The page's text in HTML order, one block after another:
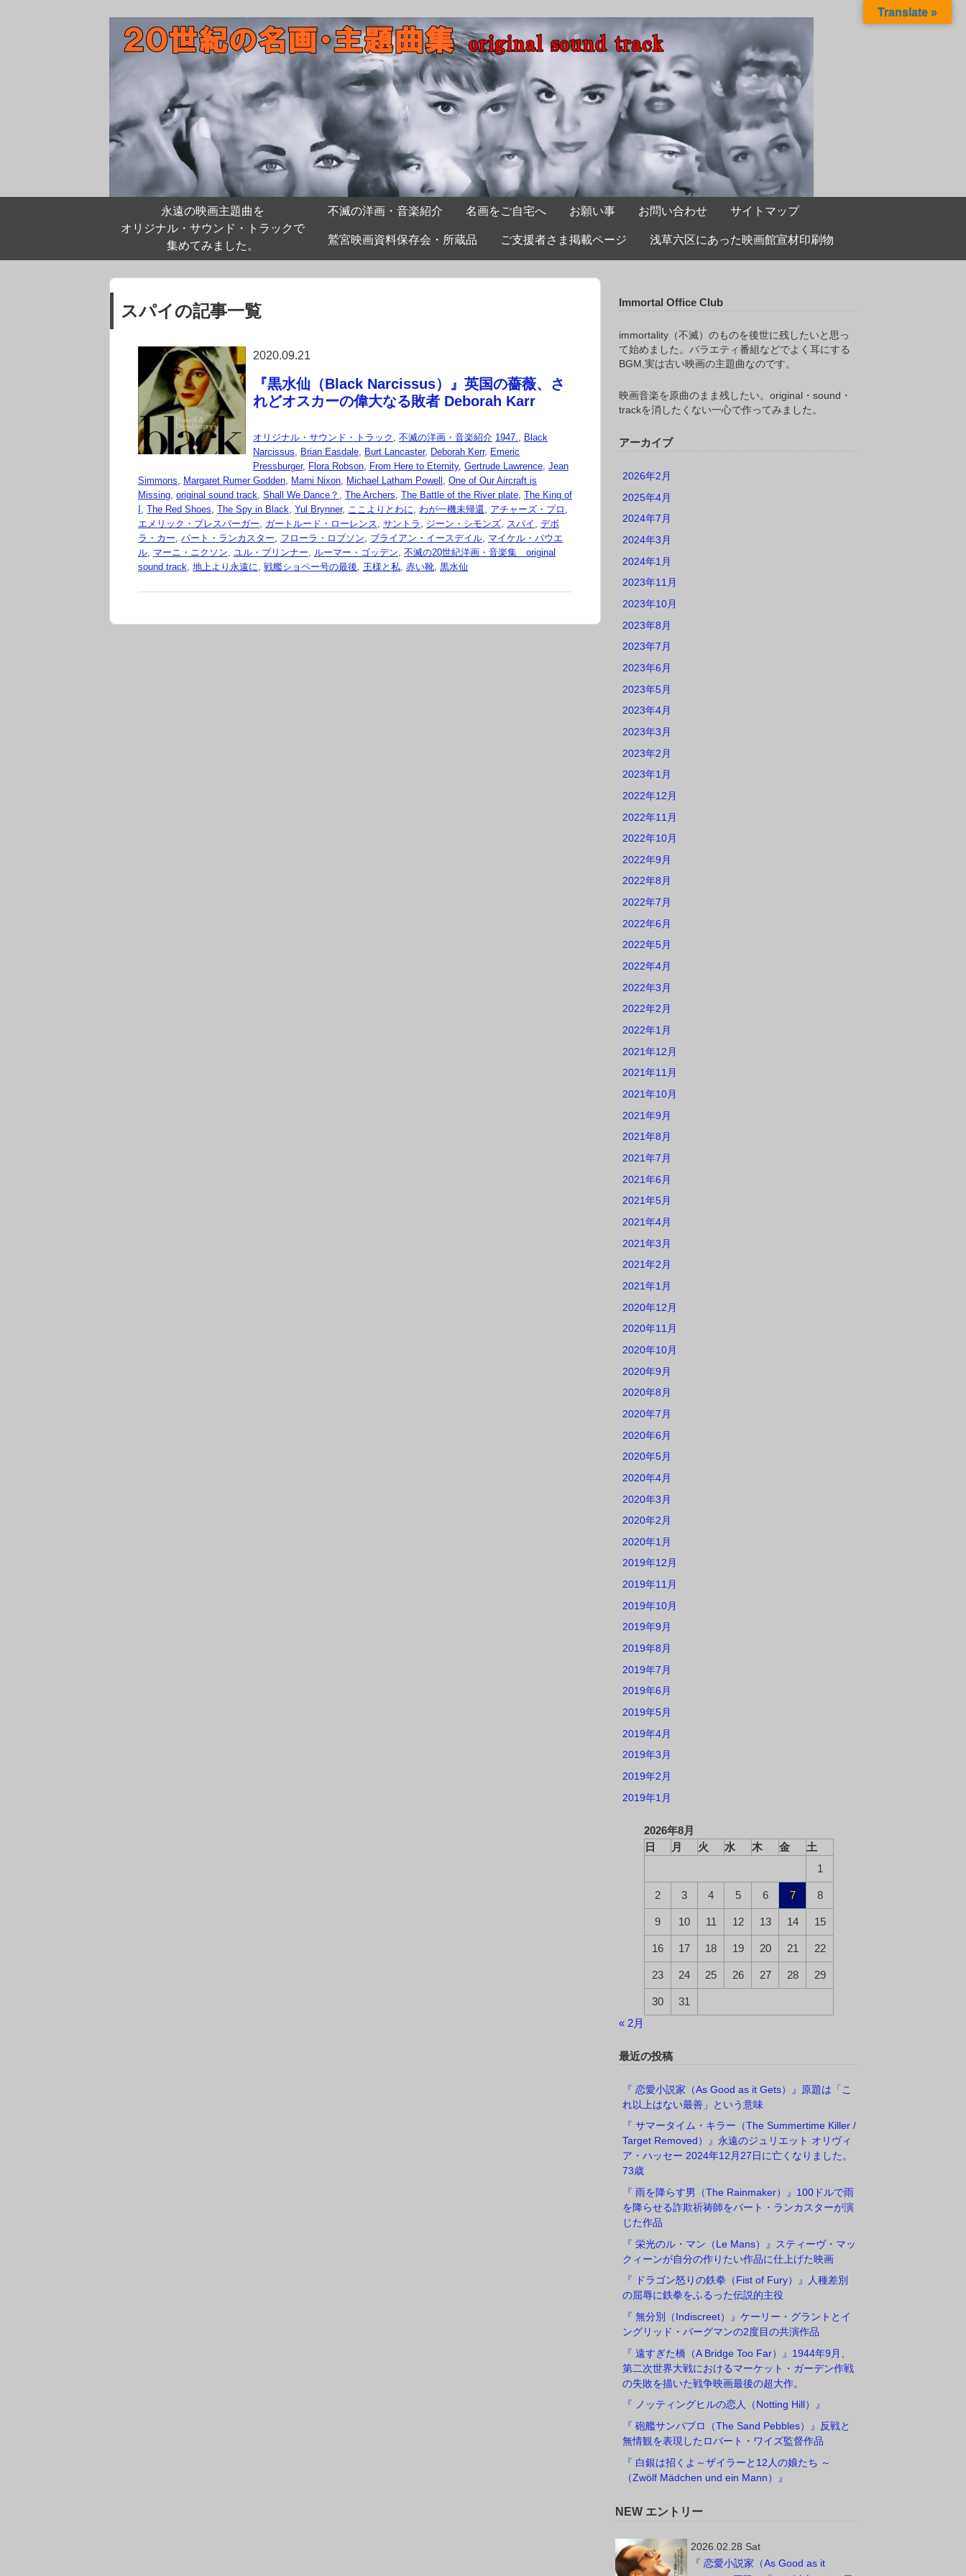
永遠の映画主題曲を
オリジナル・サウンド・トラックで
集めてみました。
不滅の洋画・音楽紹介 名画をご自宅へ お願い事 お問い合わせ サイトマップ
鷲宮映画資料保存会・所蔵品 ご支援者さま掲載ページ 浅草六区にあった映画館宣材印刷物
スパイの記事一覧
2020.09.21
『黒水仙（Black Narcissus）』英国の薔薇、さ
れどオスカーの偉大なる敗者 Deborah Karr
オリジナル・サウンド・トラック , 不滅の洋画・音楽紹介 1947., Black
Narcissus, Brian Easdale, Burt Lancaster, Deborah Kerr, Emeric
Pressburger, Flora Robson, From Here to Eternity, Gertrude Lawrence, Jean
Simmons, Margaret Rumer Godden, Marni Nixon, Michael Latham Powell , One of Our Aircraft is
Missing, original sound track, Shall We Dance？ , The Archers, The Battle of the River plate, The King of
, The Red Shoes, The Spy in Black, Yul Brynner, ここよりとわに, わが一機未帰還, アチャーズ・プロ ,
エメリック・プレスバーガー, ガートルード・ローレンス, サントラ , ジーン・シモンズ, スパイ , デボ
ラ・カー, パート・ランカスター, フローラ・ロブソン, ブライアン・イースデイル, マイケル・パウエ
ル, マーニ・ニクソン, ユル・ブリンナー, ルーマー・ゴッデン, 不滅の20世紀洋画・音楽集 original
sound track, 地上より永遠に, 戦艦ショペー号の最後, 王様と私, 赤い靴, 黒水仙
Immortal Office Club
immortality（不滅）のものを後世に残したいと思っ
て始めました。バラエティ番組などでよく耳にする
BGM,実は古い映画の主題曲なのです。
映画音楽を原曲のまま残したい。original・sound・
trackを消したくない一心で作ってみました。
アーカイブ
2026年2月
2025年4月
2024年7月
2024年3月
2024年1月
2023年11月
2023年10月
2023年8月
2023年7月
2023年6月
2023年5月
2023年4月
2023年3月
2023年2月
2023年1月
2022年12月
2022年11月
2022年10月
2022年9月
2022年8月
2022年7月
2022年6月
2022年5月
2022年4月
2022年3月
2022年2月
2022年1月
2021年12月
2021年11月
2021年10月
2021年9月
2021年8月
2021年7月
2021年6月
2021年5月
2021年4月
2021年3月
2021年2月
2021年1月
2020年12月
2020年11月
2020年10月
2020年9月
2020年8月
2020年7月
2020年6月
2020年5月
2020年4月
2020年3月
2020年2月
2020年1月
2019年12月
2019年11月
2019年10月
2019年9月
2019年8月
2019年7月
2019年6月
2019年5月
2019年4月
2019年3月
2019年2月
2019年1月
2026年8月
日
月 火 水 木 金
土
1
2 3 4 5 6 7 8
9 10 11 12 13 14 15
16 17 18 19 20 21 22
23 24 25 26 27 28 29
30
31
« 2月
最近の投稿
『 恋愛小説家（As Good as it Gets）』原題は「こ
れ以上はない最善」という意味
『 サマータイム・キラー（The Summertime Killer /
Target Removed）』永遠のジュリエット オリヴィ
ア・ハッセー 2024年12月27日に亡くなりました。
73歳
『 雨を降らす男（The Rainmaker）』100ドルで雨
を降らせる詐欺祈祷師をバート・ランカスターが演
じた作品
『 栄光のル・マン（Le Mans）』スティーヴ・マッ
クィーンが自分の作りたい作品に仕上げた映画
『 ドラゴン怒りの鉄拳（Fist of Fury）』人種差別
の屈辱に鉄拳をふるった伝説的主役
『 無分別（Indiscreet）』ケーリー・グラントとイ
ングリッド・バーグマンの2度目の共演作品
『 遠すぎた橋（A Bridge Too Far）』1944年9月、
第二次世界大戦におけるマーケット・ガーデン作戦
の失敗を描いた戦争映画最後の超大作。
『 ノッティングヒルの恋人（Notting Hill）』
『 砲艦サンパブロ（The Sand Pebbles）』反戦と
無情観を表現したロバート・ワイズ監督作品
『 白銀は招くよ～ザイラーと12人の娘たち ～
（Zwölf Mädchen und ein Mann）』
NEW エントリー
2026.02.28 Sat
『 恋愛小説家（As Good as it
Translate »